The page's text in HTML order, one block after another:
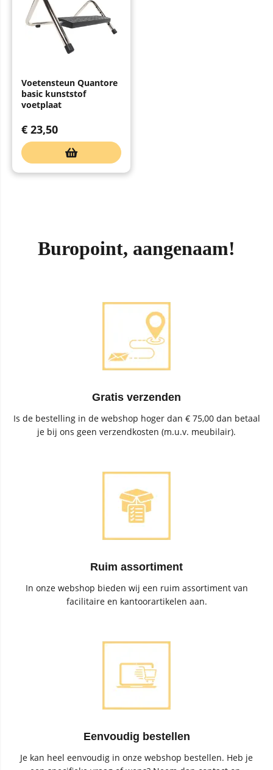
Voetensteun Quantore
basic kunststof
voetplaat
€ 23,50
Buropoint, aangenaam!
Gratis verzenden
Is de bestelling in de webshop hoger dan € 75,00 dan betaal
je bij ons geen verzendkosten (m.u.v. meubilair).
Ruim assortiment
In onze webshop bieden wij een ruim assortiment van
facilitaire en kantoorartikelen aan.
Eenvoudig bestellen
Je kan heel eenvoudig in onze webshop bestellen. Heb je